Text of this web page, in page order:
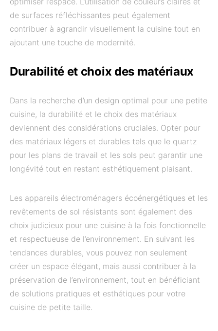
de surfaces réfléchissantes peut également
contribuer à agrandir visuellement la cuisine tout en
ajoutant une touche de modernité.
Durabilité et choix des matériaux
Dans la recherche d’un design optimal pour une petite
cuisine, la durabilité et le choix des matériaux
deviennent des considérations cruciales. Opter pour
des matériaux légers et durables tels que le quartz
pour les plans de travail et les sols peut garantir une
longévité tout en restant esthétiquement plaisant.
Les appareils électroménagers écoénergétiques et les
revêtements de sol résistants sont également des
choix judicieux pour une cuisine à la fois fonctionnelle
et respectueuse de l’environnement. En suivant les
tendances durables, vous pouvez non seulement
créer un espace élégant, mais aussi contribuer à la
préservation de l’environnement, tout en bénéficiant
de solutions pratiques et esthétiques pour votre
cuisine de petite taille.